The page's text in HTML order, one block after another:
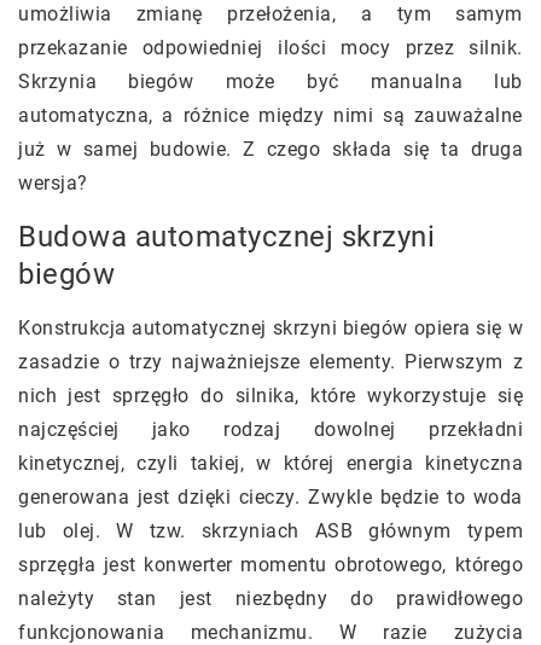
umożliwia zmianę przełożenia, a tym samym
przekazanie odpowiedniej ilości mocy przez silnik.
Skrzynia biegów może być manualna lub
automatyczna, a różnice między nimi są zauważalne
już w samej budowie. Z czego składa się ta druga
wersja?
Budowa automatycznej skrzyni
biegów
Konstrukcja automatycznej skrzyni biegów opiera się w
zasadzie o trzy najważniejsze elementy. Pierwszym z
nich jest sprzęgło do silnika, które wykorzystuje się
najczęściej jako rodzaj dowolnej przekładni
kinetycznej, czyli takiej, w której energia kinetyczna
generowana jest dzięki cieczy. Zwykle będzie to woda
lub olej. W tzw. skrzyniach ASB głównym typem
sprzęgła jest konwerter momentu obrotowego, którego
należyty stan jest niezbędny do prawidłowego
funkcjonowania mechanizmu. W razie zużycia